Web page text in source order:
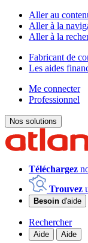
Aller au
Aller à la
Aller à la
Fabricant de
Les aides
Me connecter
Professionnel
Nos solutions
Téléchargez
Trouvez
Besoin d'aide
Rechercher
Aide Aide